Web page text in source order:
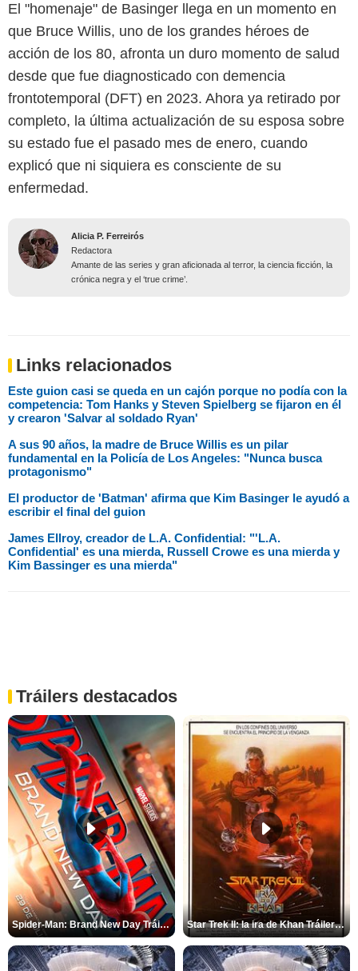
El "homenaje" de Basinger llega en un momento en
que Bruce Willis, uno de los grandes héroes de
acción de los 80, afronta un duro momento de salud
desde que fue diagnosticado con demencia
frontotemporal (DFT) en 2023. Ahora ya retirado por
completo, la última actualización de su esposa sobre
su estado fue el pasado mes de enero, cuando
explicó que ni siquiera es consciente de su
enfermedad.
Alicia P. Ferreirós
Redactora
Amante de las series y gran aficionada al terror, la ciencia ficción, la
crónica negra y el ‘true crime’.
Links relacionados
Este guion casi se queda en un cajón porque no podía con la
competencia: Tom Hanks y Steven Spielberg se fijaron en él
y crearon 'Salvar al soldado Ryan'
A sus 90 años, la madre de Bruce Willis es un pilar
fundamental en la Policía de Los Angeles: "Nunca busca
protagonismo"
El productor de 'Batman' afirma que Kim Basinger le ayudó a
escribir el final del guion
James Ellroy, creador de L.A. Confidential: "'L.A.
Confidential' es una mierda, Russell Crowe es una mierda y
Kim Bassinger es una mierda"
Tráilers destacados
Spider-Man: Brand New Day Tráiler (3) Star Trek II: la ira de Khan Tráiler VO